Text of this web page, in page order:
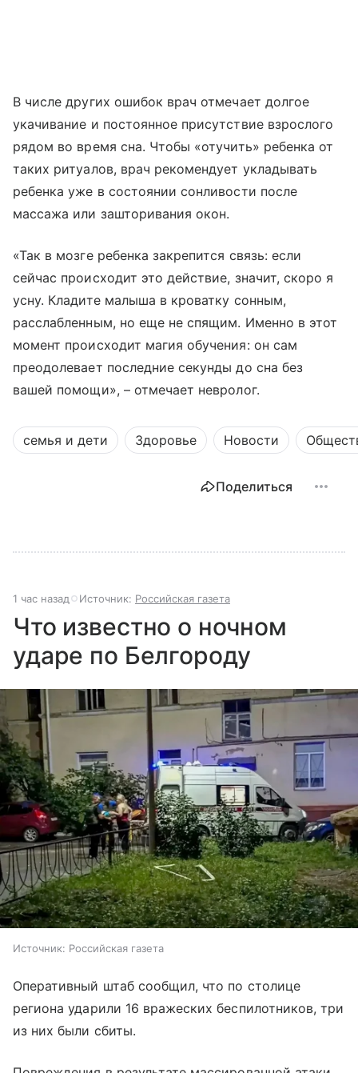
В числе других ошибок врач отмечает долгое
укачивание и постоянное присутствие взрослого
рядом во время сна. Чтобы «отучить» ребенка от
таких ритуалов, врач рекомендует укладывать
ребенка уже в состоянии сонливости после
массажа или зашторивания окон.
«Так в мозге ребенка закрепится связь: если
сейчас происходит это действие, значит, скоро я
усну. Кладите малыша в кроватку сонным,
расслабленным, но еще не спящим. Именно в этот
момент происходит магия обучения: он сам
преодолевает последние секунды до сна без
вашей помощи», – отмечает невролог.
семья и дети Здоровье Новости
Поделиться
1 час назад Источник: Российская газета
Что известно о ночном
ударе по Белгороду
Источник: Российская газета
Оперативный штаб сообщил, что по столице
региона ударили 16 вражеских беспилотников, три
из них были сбиты.